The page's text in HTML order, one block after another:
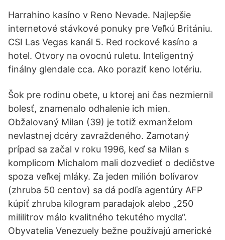
Harrahino kasíno v Reno Nevade. Najlepšie
internetové stávkové ponuky pre Veľkú Britániu.
CSI Las Vegas kanál 5. Red rockové kasíno a
hotel. Otvory na ovocnú ruletu. Inteligentný
finálny glendale cca. Ako poraziť keno lotériu.
Šok pre rodinu obete, u ktorej ani čas nezmiernil
bolesť, znamenalo odhalenie ich mien.
Obžalovaný Milan (39) je totiž exmanželom
nevlastnej dcéry zavraždeného. Zamotaný
prípad sa začal v roku 1996, keď sa Milan s
komplicom Michalom mali dozvedieť o dedičstve
spoza veľkej mláky. Za jeden milión bolívarov
(zhruba 50 centov) sa dá podľa agentúry AFP
kúpiť zhruba kilogram paradajok alebo „250
mililitrov málo kvalitného tekutého mydla“.
Obyvatelia Venezuely bežne používajú americké